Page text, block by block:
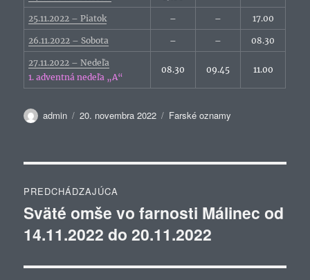
25.11.2022 – Piatok – – 17.00
26.11.2022 – Sobota – – 08.30
27.11.2022 – Nedeľa
1. adventná nedeľa „A“
08.30 09.45 11.00
Autor
admin Publikované
20. novembra 2022 Kategórie
Farské oznamy
v
článku
PREDCHÁDZAJÚCA
Predchádzajúci
článok:
Sväté omše vo farnosti Málinec od
14.11.2022 do 20.11.2022